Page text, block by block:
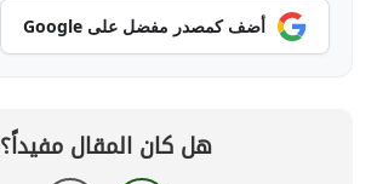
أضف كمصدر مفضل على Google
هل كان المقال مفيداً؟